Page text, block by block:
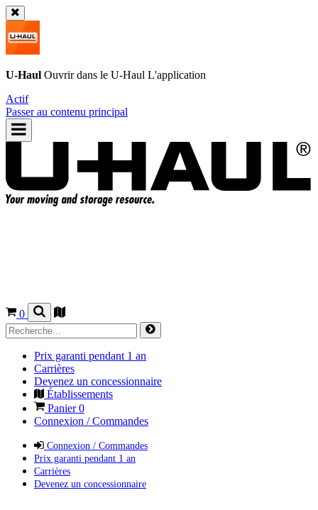
U-Haul Ouvrir dans le U-Haul L'application
Actif
Passer au contenu principal
0
Prix garanti pendant 1 an
Carrières
Devenez un concessionnaire
Établissements
Panier0
Connexion / Commandes
Connexion / Commandes
Prix garanti pendant 1 an
Carrières
Devenez un concessionnaire